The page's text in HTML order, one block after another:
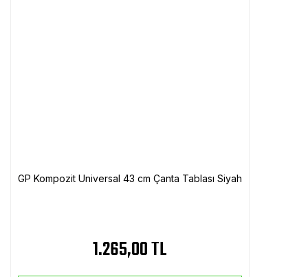
GP Kompozit Universal 43 cm Çanta Tablası Siyah
1.265,00 TL